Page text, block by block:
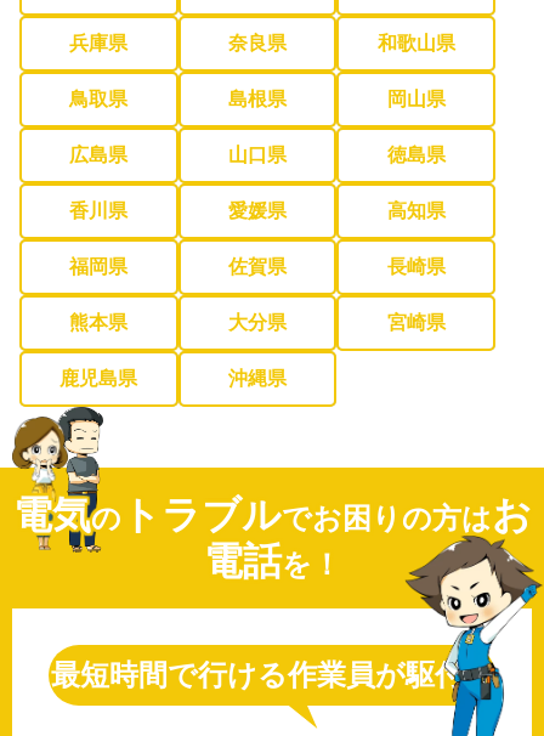
兵庫県 奈良県 和歌山県
鳥取県 島根県 岡山県
広島県 山口県 徳島県
香川県 愛媛県 高知県
福岡県 佐賀県 長崎県
熊本県 大分県 宮崎県
鹿児島県 沖縄県
電気の トラブルでお困りの方はお
電話を！
最短時間で行ける作業員が駆付け